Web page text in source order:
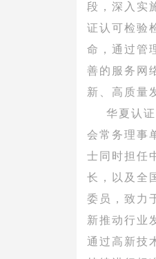
段，深入实
证认可检验
命，通过管
善的服务网
新、高质量
华夏认
会常务理事
士同时担任
长，以及全
委员，致力
新推动行业
通过高新技